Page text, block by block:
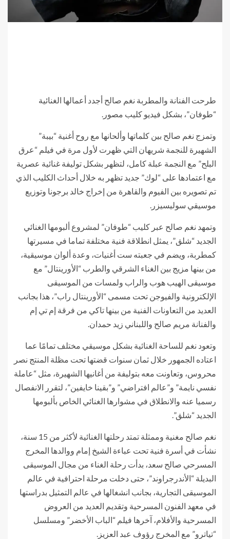
طرحت الفنانة والمطربة نغم صالح أجدد أعمالها الغنائية
“طوفان”، بشكل فيديو كليب مصور.
وتمزج نغم صالح بين كلماتها وألحانها مع روح أغنية “بيبة”
الشهيرة للنجمة شريهان التي ظهرت لأول مرة في فيلم “عرق
البلح” مع النجمة عبلة كامل، لتظهر بشكل توليفة غنائية عصرية
مع اعتمادها على “لوك” جديد تظهر به خلال أحداث الكليب الذي
تم تصويره بين الفيوم والقاهرة من إخراج خالد برجونا وتوزيع
موسيقي سوليسيزر.
وتمهد نغم صالح عبر كليب “طوفان” لمشروع ألبومها الغنائي
الجديد “شلق”، يمثل انطلاقة فنية مختلفة تماما في مسيرتها
كمطربة، ويضم في جعبته ست أغنيات، وعدة ألوان موسيقية،
من بينها مزيج بين الغناء الشرقي والطرب “الأورينتال” مع
موسيقى الهيب هوب والراب ولمسات من الموسيقى
الإلكترونية والفيوجن تحت مسمى “الأورينتال راب”، هذا بجانب
العديد من التعاونات الفنية من بينها تاكي من فرقة إم تي إم
والفنانة مريم صالح واللبناني زيد حمدان.
وتعود نغم للساحة الغنائية بشكل موسيقي مختلف تمامًا عما
اعتاده الجمهور خلال ثمان سنوات قضتها تحت مظلة المنتج نصر
محروس، وتعاونت معه بتوليفة من أغانيها الشهيرة، مثل “عاملة
نفسي نايمة” و”عالم افتراضي” و”بقينا خايفين”، لتقرر الانفصال
رسميا عنه والانطلاق في مشوارها الغنائي الخاص بألبومها
الجديد “شلق”.
نغم صالح مغنية وممثلة تمتد رحلتها الغنائية لأكثر من 15 سنة،
نشأت في أسرة فنية تحت عباءة الشيخ إمام ووالدها المخرج
المسرحي صالح سعد، بدأت رحلة الغناء من مجال الموسيقى
البديلة “الأندرجراوند”، حتى دخلت مرحلة احترافية في عالم
الموسيقى التجارية، بجانب انشغالها في عالم التمثيل بدراستها
في معهد الفنون المسرحية وتقديم العديد من العروض
المسرحية والأفلام، آخرها فيلم “الباب الأخضر” ومسلسل
“تياترو” مع المخرج رؤوف عبد العزيز.